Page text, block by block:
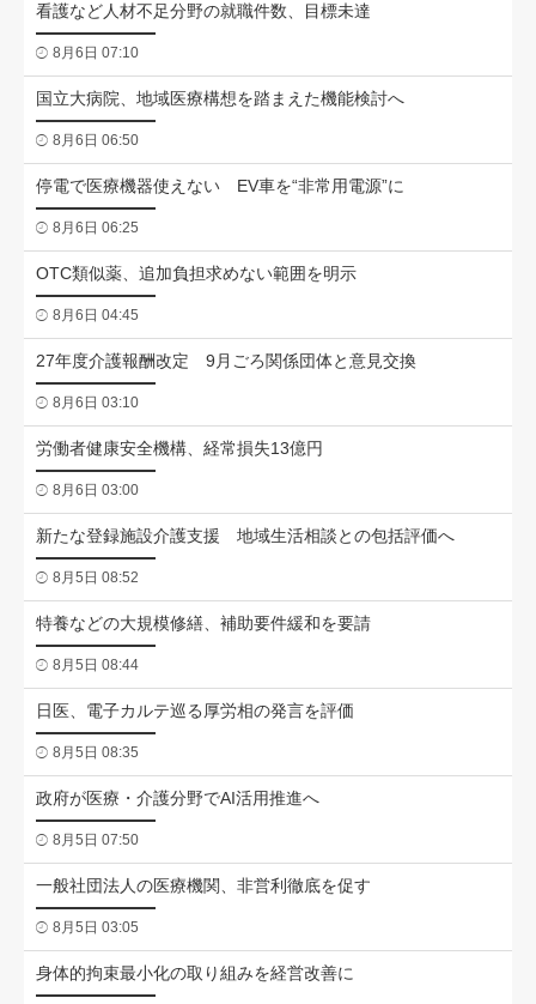
看護など人材不足分野の就職件数、目標未達
8月6日 07:10
国立大病院、地域医療構想を踏まえた機能検討へ
8月6日 06:50
停電で医療機器使えない EV車を“非常用電源”に
8月6日 06:25
OTC類似薬、追加負担求めない範囲を明示
8月6日 04:45
27年度介護報酬改定 9月ごろ関係団体と意見交換
8月6日 03:10
労働者健康安全機構、経常損失13億円
8月6日 03:00
新たな登録施設介護支援 地域生活相談との包括評価へ
8月5日 08:52
特養などの大規模修繕、補助要件緩和を要請
8月5日 08:44
日医、電子カルテ巡る厚労相の発言を評価
8月5日 08:35
政府が医療・介護分野でAI活用推進へ
8月5日 07:50
一般社団法人の医療機関、非営利徹底を促す
8月5日 03:05
身体的拘束最小化の取り組みを経営改善に